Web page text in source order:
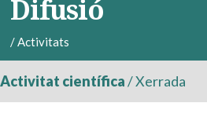
Difusió
/Activitats
Activitat científica/Xerrada